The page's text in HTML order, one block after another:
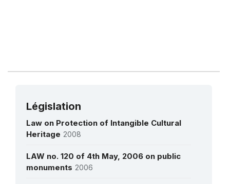
Législation
Law on Protection of Intangible Cultural
Heritage 2008
LAW no. 120 of 4th May, 2006 on public
monuments 2006